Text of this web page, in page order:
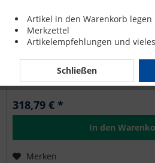
SCHEIBE FRONT FEST SEITE
SE130LC-1
SAMSUNG: SE130LC-1, SE130LC-2,
SE350LC-2, SE450LC-1, SE450LC-2
318,79 € *
In den
Merken
Artikel in den Warenkorb legen
Merkzettel
Artikelempfehlungen und
Schließen